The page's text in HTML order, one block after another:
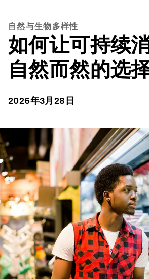
自然与生物多样性
如何让可持续
自然而然的选
2026年3月28日